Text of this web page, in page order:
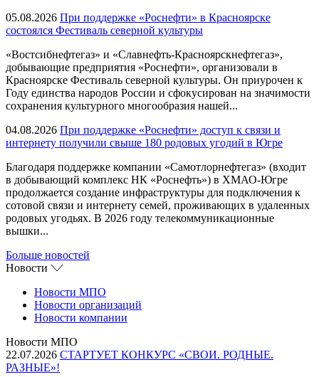
05.08.2026 При поддержке «Роснефти» в Красноярске
состоялся Фестиваль северной культуры
«Востсибнефтегаз» и «Славнефть-Красноярскнефтегаз»,
добывающие предприятия «Роснефти», организовали в
Красноярске Фестиваль северной культуры. Он приурочен к
Году единства народов России и сфокусирован на значимости
сохранения культурного многообразия нашей...
04.08.2026 При поддержке «Роснефти» доступ к связи и
интернету получили свыше 180 родовых угодий в Югре
Благодаря поддержке компании «Самотлорнефтегаз» (входит
в добывающий комплекс НК «Роснефть») в ХМАО-Югре
продолжается создание инфраструктуры для подключения к
сотовой связи и интернету семей, проживающих в удаленных
родовых угодьях. В 2026 году телекоммуникационные
вышки...
Больше новостей
Новости
Новости МПО
Новости организаций
Новости компании
Новости МПО
22.07.2026 СТАРТУЕТ КОНКУРС «СВОИ. РОДНЫЕ.
РАЗНЫЕ»!